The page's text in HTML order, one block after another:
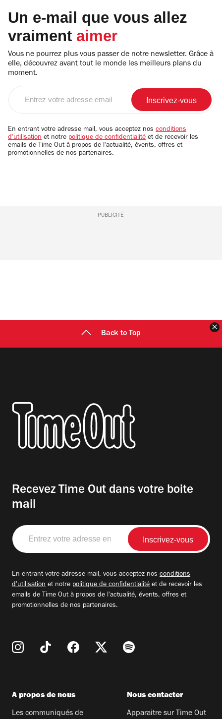
Un e-mail que vous allez
vraiment aimer
Vous ne pourrez plus vous passer de notre newsletter. Grâce à
elle, découvrez avant tout le monde les meilleurs plans du
moment.
email
En entrant votre adresse mail, vous acceptez nos conditions
d'utilisation et notre politique de confidentialité et de recevoir les
emails de Time Out à propos de l'actualité, évents, offres et
promotionnelles de nos partenaires.
PUBLICITÉ
Back to Top
Recevez Time Out dans votre boite
mail
Entrez
votre
adresse
En entrant votre adresse mail, vous acceptez nos conditions
d'utilisation et notre politique de confidentialité et de recevoir les
emails de Time Out à propos de l'actualité, évents, offres et
promotionnelles de nos partenaires.
A propos de nous
Les communiqués de
Nous contacter
Apparaitre sur Time Out